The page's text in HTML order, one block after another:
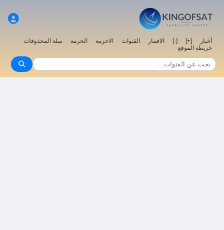
أخبار [+]
[-] الاقمار القنوات الاحزمة الحزمة
سلة المحذوفات
خريطة الموقع